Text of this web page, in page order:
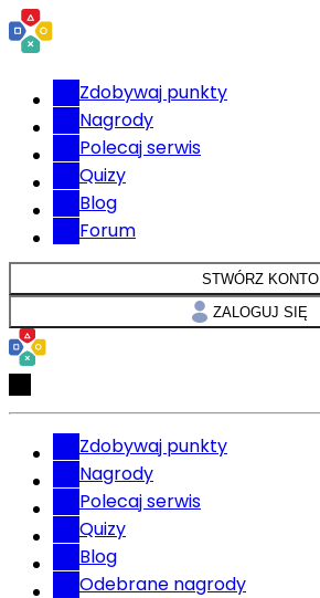
Zdobywaj punkty
Nagrody
Polecaj serwis
Quizy
Blog
Forum
STWÓRZ KONTO
ZALOGUJ SIĘ
Zdobywaj punkty
Nagrody
Polecaj serwis
Quizy
Blog
Odebrane nagrody